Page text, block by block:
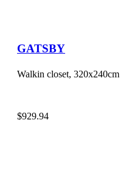
GATSBY
Walkin closet, 320x240cm
$929.94